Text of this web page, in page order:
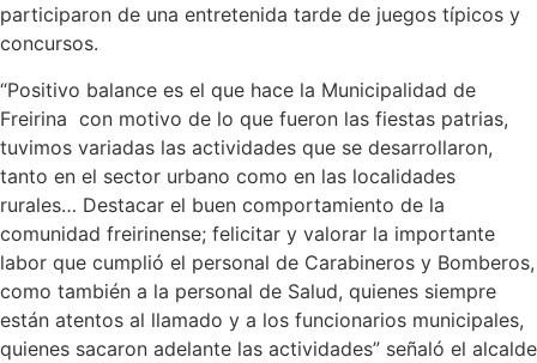
participaron de una entretenida tarde de juegos típicos y
concursos.
“Positivo balance es el que hace la Municipalidad de
Freirina con motivo de lo que fueron las fiestas patrias,
tuvimos variadas las actividades que se desarrollaron,
tanto en el sector urbano como en las localidades
rurales… Destacar el buen comportamiento de la
comunidad freirinense; felicitar y valorar la importante
labor que cumplió el personal de Carabineros y Bomberos,
como también a la personal de Salud, quienes siempre
están atentos al llamado y a los funcionarios municipales,
quienes sacaron adelante las actividades” señaló el alcalde